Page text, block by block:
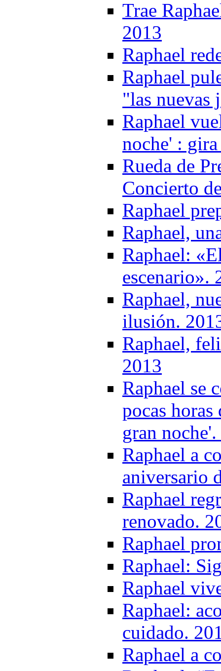
Trae
2013
Raphael
Raphael
"las nuevas
Raphael
noche' :
Rueda de
Concierto
Raphael
Raphael,
Raphael:
escenario».
Raphael,
ilusión.
Raphael,
2013
Raphael se
pocas
gran
Raphael a
aniversario
Raphael
renovado.
Raphael
Raphael:
Raphael
Raphael:
cuidado.
Raphael a